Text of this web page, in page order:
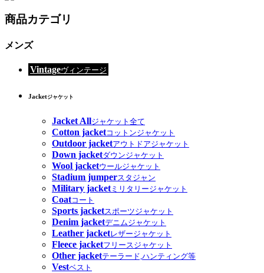
商品カテゴリ
メンズ
Vintageヴィンテージ
Jacketジャケット
Jacket Allジャケット全て
Cotton jacketコットンジャケット
Outdoor jacketアウトドアジャケット
Down jacketダウンジャケット
Wool jacketウールジャケット
Stadium jumperスタジャン
Military jacketミリタリージャケット
Coatコート
Sports jacketスポーツジャケット
Denim jacketデニムジャケット
Leather jacketレザージャケット
Fleece jacketフリースジャケット
Other jacketテーラード,ハンティング等
Vestベスト